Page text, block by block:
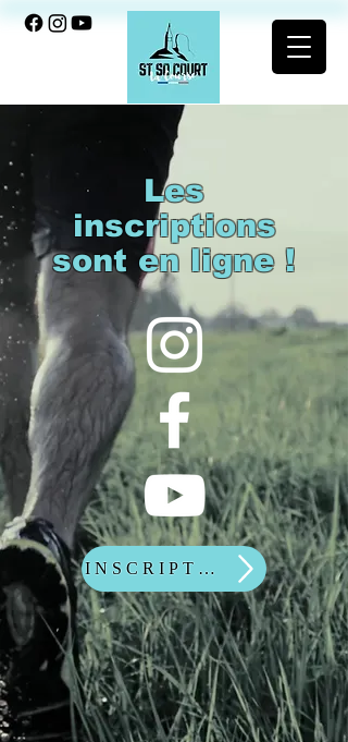
Les
inscriptions
sont en ligne !
INSCRIPTIONS